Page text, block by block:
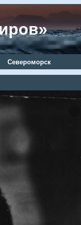
Североморск